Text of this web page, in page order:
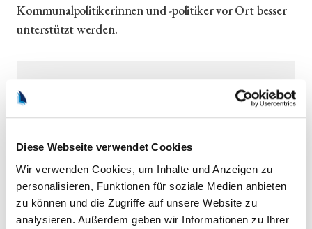
Diese Webseite verwendet Cookies
Wir verwenden Cookies, um Inhalte und Anzeigen zu
personalisieren, Funktionen für soziale Medien anbieten
zu können und die Zugriffe auf unsere Website zu
analysieren. Außerdem geben wir Informationen zu Ihrer
Kommunalpolitikerinnen und -politiker vor Ort besser
unterstützt werden.
Jannick Leunert
Zuletzt aktualisiertJuli 22, 2025
Politik Stiftung